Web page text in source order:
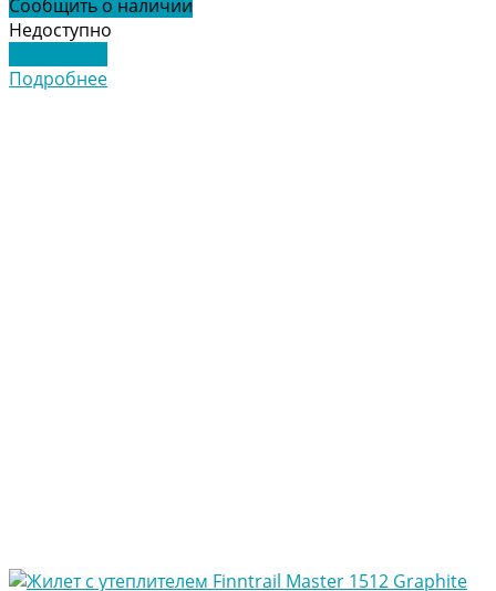
Сообщить о наличии
Недоступно
Подробнее